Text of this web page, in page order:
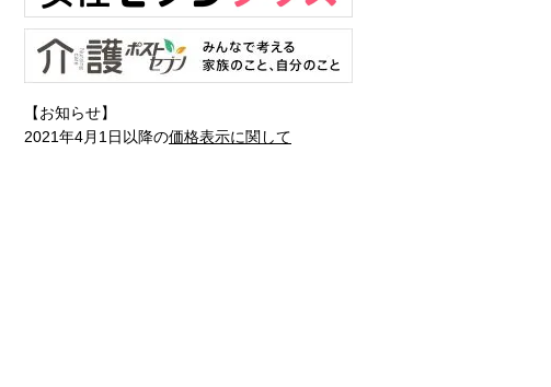
【お知らせ】
2021年4月1日以降の価格表示に関して